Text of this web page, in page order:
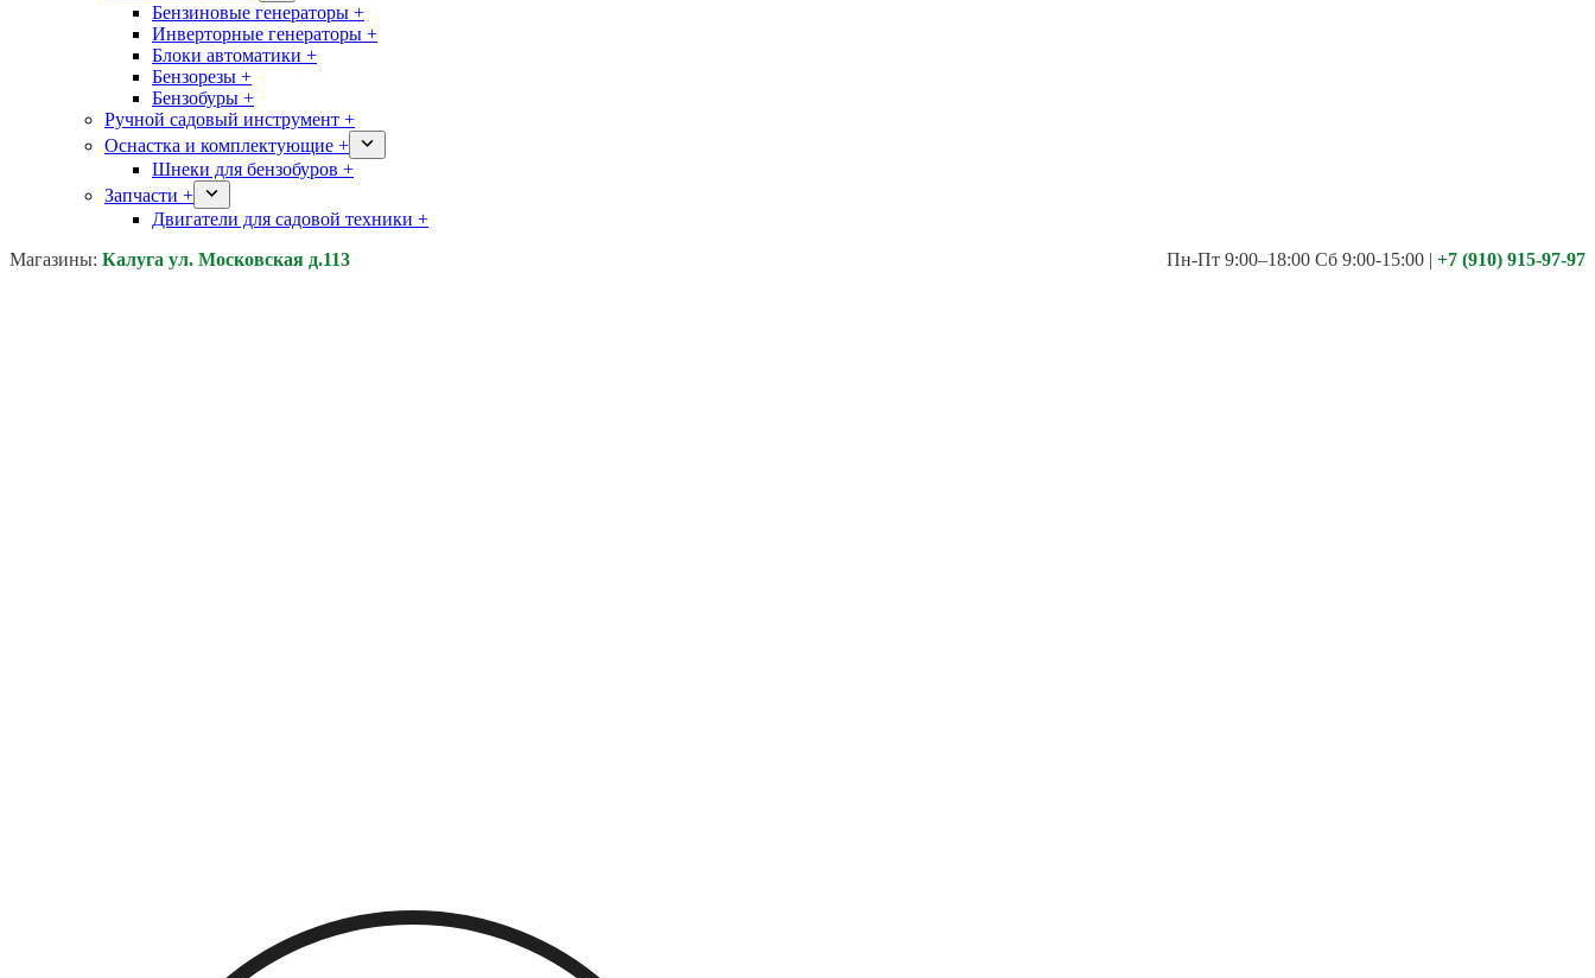
Бензиновые генераторы +
Инверторные генераторы +
Блоки автоматики +
Бензорезы +
Бензобуры +
Ручной садовый инструмент +
Оснастка и комплектующие +
Шнеки для бензобуров +
Запчасти +
Двигатели для садовой техники +
Магазины: Калуга ул. Московская д.113 Пн-Пт 9:00–18:00 Сб 9:00-15:00 | +7 (910) 915-97-97